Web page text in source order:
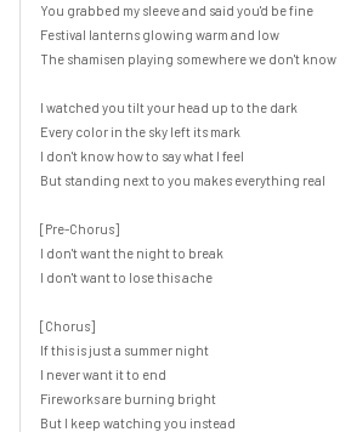
You grabbed my sleeve and said you'd be fine
Festival lanterns glowing warm and low
The shamisen playing somewhere we don't know
I watched you tilt your head up to the dark
Every color in the sky left its mark
I don't know how to say what I feel
But standing next to you makes everything real
[Pre-Chorus]
I don't want the night to break
I don't want to lose this ache
[Chorus]
If this is just a summer night
I never want it to end
Fireworks are burning bright
But I keep watching you instead